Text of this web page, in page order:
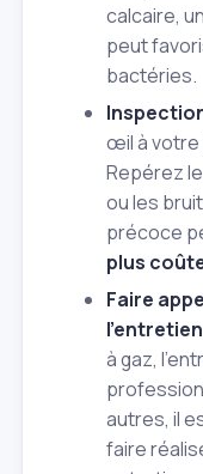
calcaire,
peut
bactéries.
œil à votre
Repérez
ou les
précoce
plus
Faire
à gaz,
autres, il
faire